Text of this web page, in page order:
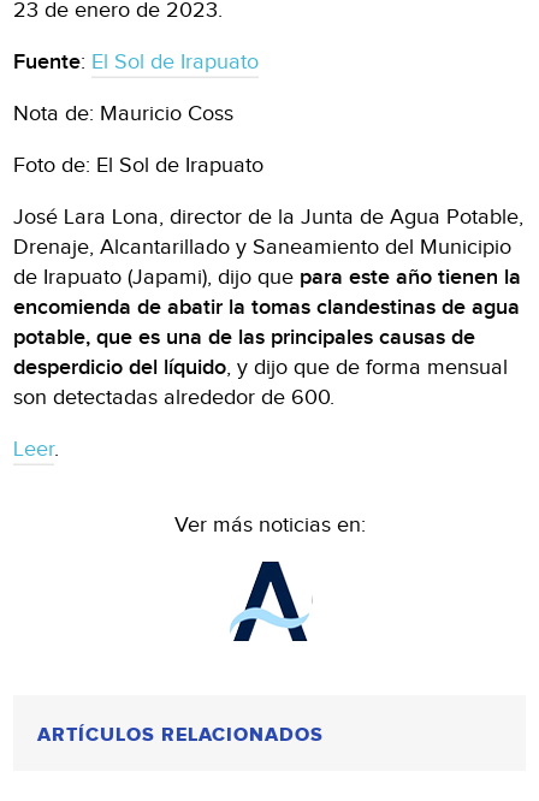
23 de enero de 2023.
Fuente: El Sol de Irapuato
Nota de: Mauricio Coss
Foto de: El Sol de Irapuato
José Lara Lona, director de la Junta de Agua Potable,
Drenaje, Alcantarillado y Saneamiento del Municipio
de Irapuato (Japami), dijo que para este año tienen la
encomienda de abatir la tomas clandestinas de agua
potable, que es una de las principales causas de
desperdicio del líquido, y dijo que de forma mensual
son detectadas alrededor de 600.
Leer.
Ver más noticias en:
ARTÍCULOS RELACIONADOS